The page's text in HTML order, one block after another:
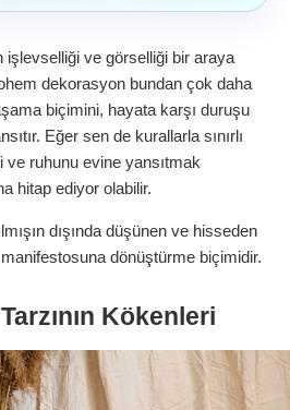
ve görselliği bir araya
dekorasyon bundan çok daha
biçimini, hayata karşı duruşu
Eğer sen de kurallarla sınırlı
ruhunu evine yansıtmak
hitap ediyor olabilir.
dışında düşünen ve hisseden
dönüştürme biçimidir.
Kökenleri